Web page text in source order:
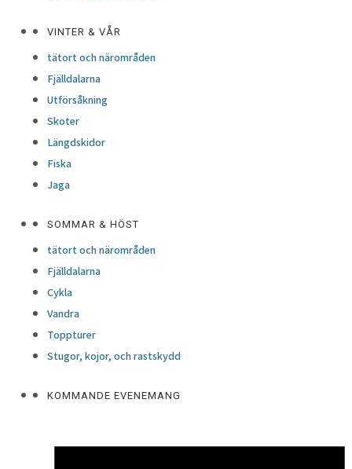
VINTER & VÅR
tätort och närområden
Fjälldalarna
Utförsåkning
Skoter
Längdskidor
Fiska
Jaga
SOMMAR & HÖST
tätort och närområden
Fjälldalarna
Cykla
Vandra
Toppturer
Stugor, kojor, och rastskydd
KOMMANDE EVENEMANG